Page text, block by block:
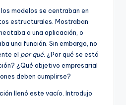
modelos se centraban en
estructurales. Mostraban
a una aplicación, o
una función. Sin embargo, no
el por qué . ¿Por qué se está
¿Qué objetivo empresarial
deben cumplirse?
llenó este vacío. Introdujo